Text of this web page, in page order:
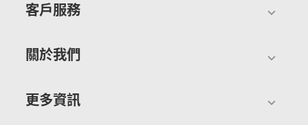
客戶服務
關於我們
更多資訊